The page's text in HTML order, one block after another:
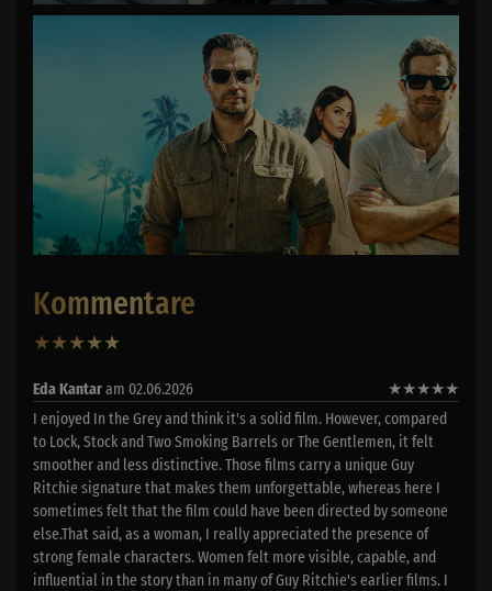
Kommentare
★★★★★
Eda Kantaram 02.06.2026 ★★★★★
I enjoyed In the Grey and think it's a solid film. However, compared
to Lock, Stock and Two Smoking Barrels or The Gentlemen, it felt
smoother and less distinctive. Those films carry a unique Guy
Ritchie signature that makes them unforgettable, whereas here I
sometimes felt that the film could have been directed by someone
else.That said, as a woman, I really appreciated the presence of
strong female characters. Women felt more visible, capable, and
influential in the story than in many of Guy Ritchie's earlier films. I